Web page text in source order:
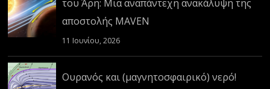
του Άρη: Μια αναπάντεχη ανακάλυψη της
αποστολής MAVEN
11 Ιουνίου, 2026
Ουρανός και (μαγνητοσφαιρικό) νερό!